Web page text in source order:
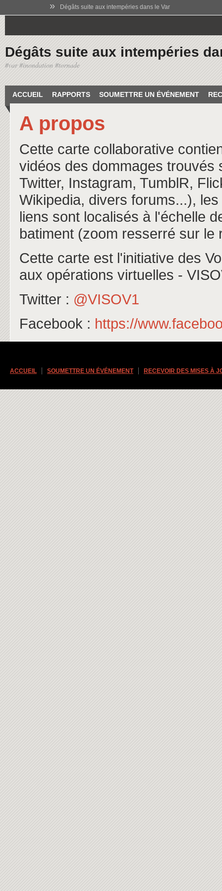
» Dégâts suite aux intempéries dans le Var
Dégâts suite aux intempéries
#var #inondation #tornade
ACCUEIL RAPPORTS SOUMETTRE UN ÉVÉNEMENT
A propos
Cette carte collaborative
vidéos des dommages
Twitter, Instagram, TumblR,
Wikipedia, divers forums...),
liens sont localisés à l'échelle
batiment (zoom resserré sur le
Cette carte est l'initiative des
aux opérations virtuelles -
Twitter : @VISOV1
Facebook : https://
ACCUEIL SOUMETTRE UN ÉVÉNEMENT RECEVOIR DES MISES À